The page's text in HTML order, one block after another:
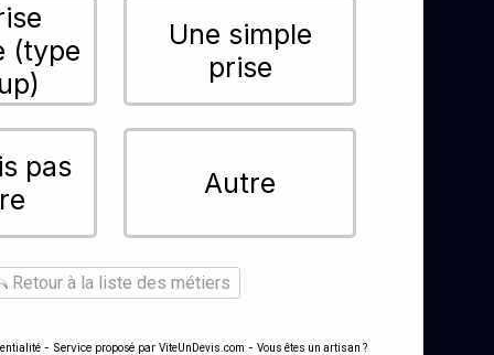
(type
Une simple
prise
pas
Autre
Retour à la liste des métiers
- Service proposé par ViteUnDevis.com - Vous êtes un artisan ?